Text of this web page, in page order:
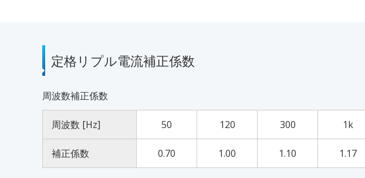
定格リプル電流補正係数
周波数補正係数
周波数 [Hz] 50 120 300 1k
補正係数 0.70 1.00 1.10 1.17